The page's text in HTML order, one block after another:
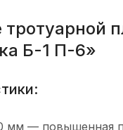
Б-1 П-6»
мм — повышенная